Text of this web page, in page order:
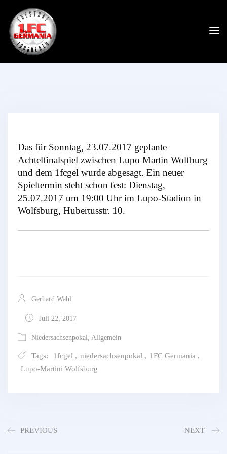
Das für Sonntag, 23.07.2017 geplante
Achtelfinalspiel zwischen Lupo Martin Wolfburg
und dem 1fcgel wurde abgesagt. Ein neuer
Spieltermin steht schon fest: Dienstag,
25.07.2017 um 19:00 Uhr im Lupo-Stadion in
Wolfsburg, Hubertusstr. 10.
Gerhard Wahl
Juli 22, 2017
Niedersachsenpokal Allgemein
Tags: 1fcgel , niedersachsenpokal , 1FC Germania ,
Lupo-Martini Wolfsburg
PREVIOUS NEXT